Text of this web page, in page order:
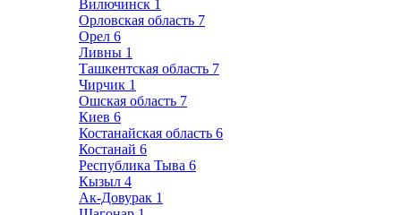
Вилючинск 1
Орловская область 7
Орел 6
Ливны 1
Ташкентская область 7
Чирчик 1
Ошская область 7
Киев 6
Костанайская область 6
Костанай 6
Республика Тыва 6
Кызыл 4
Ак-Довурак 1